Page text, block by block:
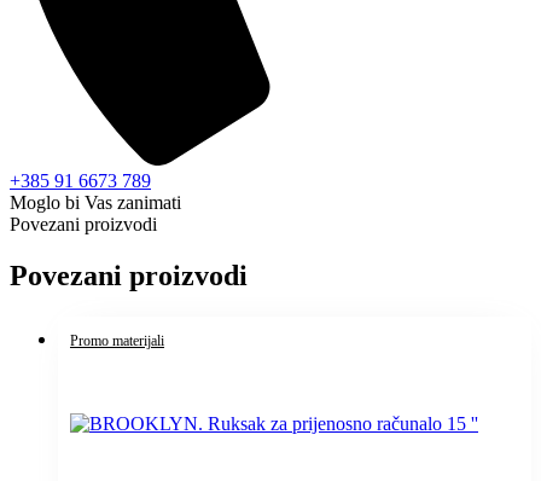
+385 91 6673 789
Moglo bi Vas zanimati
Povezani proizvodi
Povezani proizvodi
Promo materijali